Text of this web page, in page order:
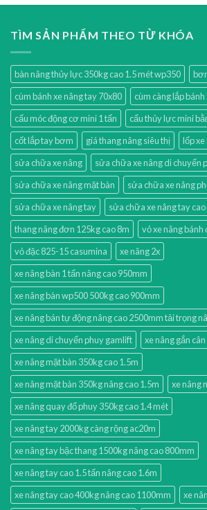
TÌM SẢN PHẨM THEO TỪ KHÓA
bàn nâng thủy lực 350kg cao 1.5 mét wp350
cùm bánh xe nâng tay 70x80
cùm càng lắp
cẩu móc động cơ mini 1 tấn
cẩu thủy lực mini
cốt lắp tay bơm
giá thang nâng siêu thị
lốp
sửa chữa xe nâng
sửa chữa xe nâng di chuyển
sửa chữa xe nâng mặt bàn
sửa chữa xe nâng
sửa chữa xe nâng tay
sửa chữa xe nâng tay cao
thang nâng đơn 125kg cao 8m
vỏ xe nâng
vỏ đặc 825-15 casumina
xe nâng 2x
xe nâng bàn 1 tấn nâng cao 950mm
xe nâng bàn wp500 500kg cao 900mm
xe nâng bán tự động nâng cao 2500mm tải trọng
xe nâng di chuyển phuy gamlift
xe nâng gắn
xe nâng mặt bàn 350kg cao 1.5m
xe nâng mặt bàn 350kg nâng cao 1.5m
xe nâng
xe nâng quay đổ phuy 350kg cao 1.4 mét
xe nâng tay 2000kg càng rộng ac20m
xe nâng tay bậc thang 1500kg nâng cao 800mm
xe nâng tay cao 1.5 tấn nâng cao 1.6m
xe nâng tay cao 400kg nâng cao 1100mm
xe